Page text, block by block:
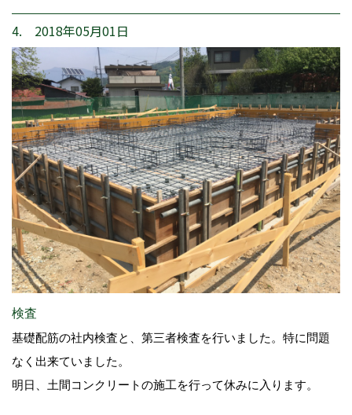
4. 2018年05月01日
検査
基礎配筋の社内検査と、第三者検査を行いました。特に問題
なく出来ていました。
明日、土間コンクリートの施工を行って休みに入ります。